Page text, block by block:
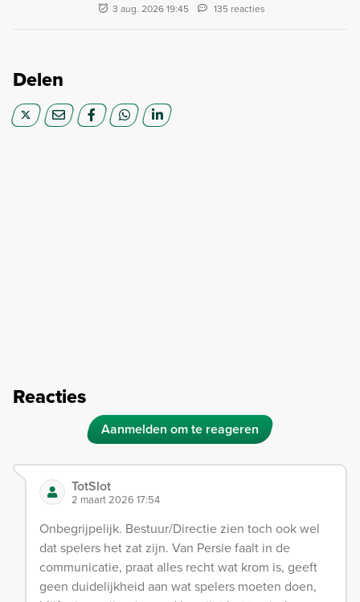
3 aug. 2026 19:45 135 reacties
Delen
Reacties
Aanmelden om te reageren
TotSlot
2 maart 2026 17:54
Onbegrijpelijk. Bestuur/Directie zien toch ook wel
dat spelers het zat zijn. Van Persie faalt in de
communicatie, praat alles recht wat krom is, geeft
geen duidelijkheid aan wat spelers moeten doen,